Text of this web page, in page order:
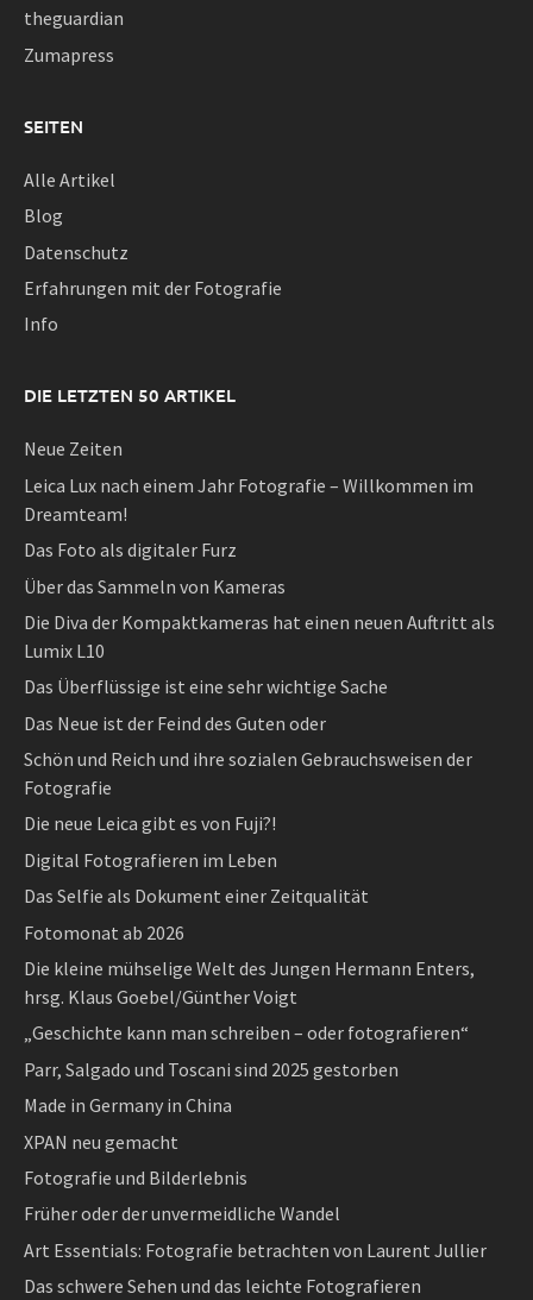
theguardian
Zumapress
SEITEN
Alle Artikel
Blog
Datenschutz
Erfahrungen mit der Fotografie
Info
DIE LETZTEN 50 ARTIKEL
Neue Zeiten
Leica Lux nach einem Jahr Fotografie – Willkommen im
Dreamteam!
Das Foto als digitaler Furz
Über das Sammeln von Kameras
Die Diva der Kompaktkameras hat einen neuen Auftritt als
Lumix L10
Das Überflüssige ist eine sehr wichtige Sache
Das Neue ist der Feind des Guten oder
Schön und Reich und ihre sozialen Gebrauchsweisen der
Fotografie
Die neue Leica gibt es von Fuji?!
Digital Fotografieren im Leben
Das Selfie als Dokument einer Zeitqualität
Fotomonat ab 2026
Die kleine mühselige Welt des Jungen Hermann Enters,
hrsg. Klaus Goebel/Günther Voigt
„Geschichte kann man schreiben – oder fotografieren“
Parr, Salgado und Toscani sind 2025 gestorben
Made in Germany in China
XPAN neu gemacht
Fotografie und Bilderlebnis
Früher oder der unvermeidliche Wandel
Art Essentials: Fotografie betrachten von Laurent Jullier
Das schwere Sehen und das leichte Fotografieren